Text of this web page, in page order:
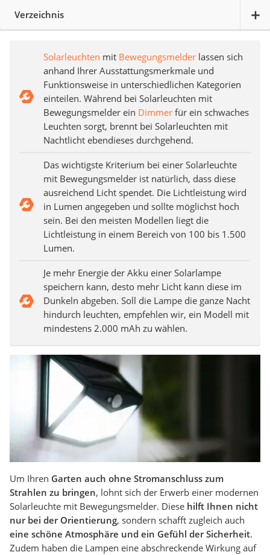
Verzeichnis
Solarleuchten mit Bewegungsmelder lassen sich
anhand Ihrer Ausstattungsmerkmale und
Funktionsweise in unterschiedlichen Kategorien
einteilen. Während bei Solarleuchten mit
Bewegungsmelder ein Dimmer für ein schwaches
Leuchten sorgt, brennt bei Solarleuchten mit
Nachtlicht ebendieses durchgehend.
Das wichtigste Kriterium bei einer Solarleuchte
mit Bewegungsmelder ist natürlich, dass diese
ausreichend Licht spendet. Die Lichtleistung wird
in Lumen angegeben und sollte möglichst hoch
sein. Bei den meisten Modellen liegt die
Lichtleistung in einem Bereich von 100 bis 1.500
Lumen.
Je mehr Energie der Akku einer Solarlampe
speichern kann, desto mehr Licht kann diese im
Dunkeln abgeben. Soll die Lampe die ganze Nacht
hindurch leuchten, empfehlen wir, ein Modell mit
mindestens 2.000 mAh zu wählen.
Um Ihren Garten auch ohne Stromanschluss zum
Strahlen zu bringen, lohnt sich der Erwerb einer modernen
Solarleuchte mit Bewegungsmelder. Diese hilft Ihnen nicht
nur bei der Orientierung, sondern schafft zugleich auch
eine schöne Atmosphäre und ein Gefühl der Sicherheit.
Zudem haben die Lampen eine abschreckende Wirkung auf